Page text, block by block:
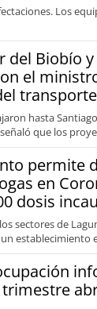
Los
del Biobío
el
hasta
que los
permite
en
dosis
sectores de
establecimiento
trimestre